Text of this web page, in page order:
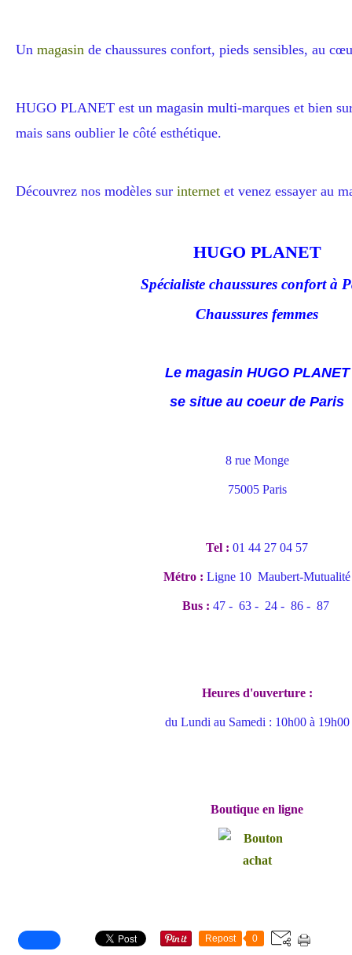
Un magasin de chaussures confort, pieds sensibles, au
HUGO PLANET est un magasin multi-marques et bien
mais sans oublier le côté esthétique.
Découvrez nos modèles sur internet et venez essayer au
HUGO PLANET
Spécialiste chaussures confort à
Chaussures femmes
Le magasin HUGO PLANET
se situe au coeur de Paris
8 rue Monge
75005 Paris
Tel : 01 44 27 04 57
Métro : Ligne 10 Maubert-Mutualité
Bus : 47 - 63 - 24 - 86 - 87
Heures d'ouverture :
du Lundi au Samedi : 10h00 à 19h00
Boutique en ligne
Repost 0